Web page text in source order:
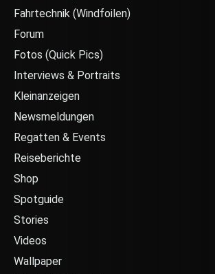
Fahrtechnik (Windfoilen)
Forum
Fotos (Quick Pics)
Interviews & Portraits
Kleinanzeigen
Newsmeldungen
Regatten & Events
Reiseberichte
Shop
Spotguide
Stories
Videos
Wallpaper